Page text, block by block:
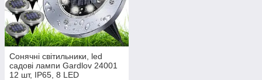
Сонячні світильники, led
садові лампи Gardlov 24001
12 шт, IP65, 8 LED